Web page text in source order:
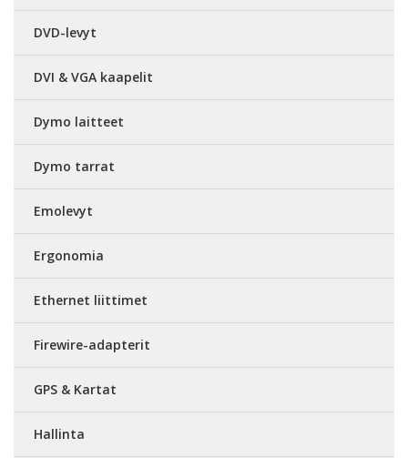
DVD-levyt
DVI & VGA kaapelit
Dymo laitteet
Dymo tarrat
Emolevyt
Ergonomia
Ethernet liittimet
Firewire-adapterit
GPS & Kartat
Hallinta